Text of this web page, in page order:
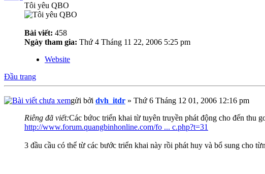
Tôi yêu QBO
Bài viết: 458
Ngày tham gia: Thứ 4 Tháng 11 22, 2006 5:25 pm
Website
Đầu trang
gửi bởi dvh_itdr » Thứ 6 Tháng 12 01, 2006 12:16 pm
Riêng đã viết:Các bứoc triển khai từ tuyên truyền phát động cho đến thu
http://www.forum.quangbinhonline.com/fo ... c.php?t=31
3 đầu cầu có thể từ các bước triển khai này rồi phát huy và bổ sung cho